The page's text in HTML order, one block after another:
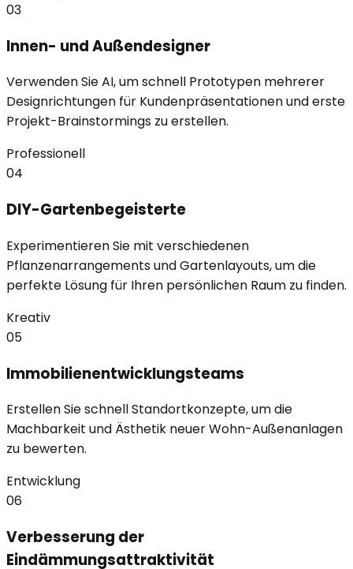
03
Innen- und Außendesigner
Verwenden Sie AI, um schnell Prototypen mehrerer
Designrichtungen für Kundenpräsentationen und erste
Projekt-Brainstormings zu erstellen.
Professionell
04
DIY-Gartenbegeisterte
Experimentieren Sie mit verschiedenen
Pflanzenarrangements und Gartenlayouts, um die
perfekte Lösung für Ihren persönlichen Raum zu finden.
Kreativ
05
Immobilienentwicklungsteams
Erstellen Sie schnell Standortkonzepte, um die
Machbarkeit und Ästhetik neuer Wohn-Außenanlagen
zu bewerten.
Entwicklung
06
Verbesserung der
Eindämmungsattraktivität